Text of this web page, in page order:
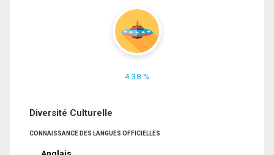
4.38 %
Diversité Culturelle
CONNAISSANCE DES LANGUES OFFICIELLES
Anglais